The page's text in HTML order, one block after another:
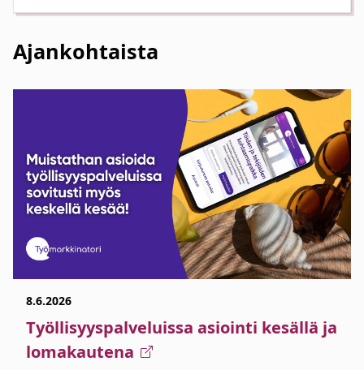
Ajankohtaista
8.6.2026
Työllisyyspalveluissa asiointi kesällä ja
lomakautena